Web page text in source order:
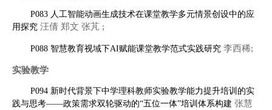
P083 人工智能动画生成技术在课堂教学多元情景创设中的应
用探究 汪倩 郑文 张芃 ;
P088 智慧教育视域下AI赋能课堂教学范式实践研究 李西稀;
实验教学
P094 新时代背景下中学理科教师实验教学能力提升培训的实
践与思考——政策需求双轮驱动的“五位一体”培训体系构建 张慧